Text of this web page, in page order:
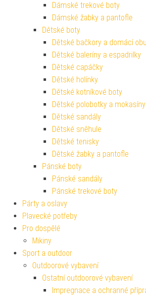
Dámské trekové boty
Dámské žabky a pantofle
Dětské boty
Dětské bačkory a domácí
Dětské baleríny a espadrilky
Dětské capáčky
Dětské holínky
Dětské kotníkové boty
Dětské polobotky a mokasíny
Dětské sandály
Dětské sněhule
Dětské tenisky
Dětské žabky a pantofle
Pánské boty
Pánské sandály
Pánské trekové boty
Párty a oslavy
Plavecké potřeby
Pro dospělé
Mikiny
Sport a outdoor
Outdoorové vybavení
Ostatní outdoorové vybavení
Impregnace a ochranné